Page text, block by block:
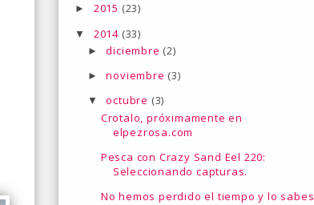
► 2015 (23)
▼ 2014 (33)
►diciembre (2)
►noviembre (3)
▼octubre (3)
Crotalo, próximamente en
elpezrosa.com
Pesca con Crazy Sand Eel 220:
Seleccionando capturas.
No hemos perdido el tiempo y lo sabes